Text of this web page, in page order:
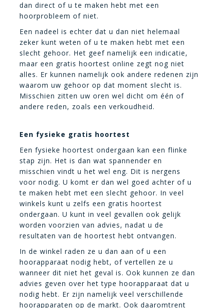
dan direct of u te maken hebt met een
hoorprobleem of niet.
Een nadeel is echter dat u dan niet helemaal
zeker kunt weten of u te maken hebt met een
slecht gehoor. Het geef namelijk een indicatie,
maar een gratis hoortest online zegt nog niet
alles. Er kunnen namelijk ook andere redenen zijn
waarom uw gehoor op dat moment slecht is.
Misschien zitten uw oren wel dicht om één of
andere reden, zoals een verkoudheid.
Een fysieke gratis hoortest
Een fysieke hoortest ondergaan kan een flinke
stap zijn. Het is dan wat spannender en
misschien vindt u het wel eng. Dit is nergens
voor nodig. U komt er dan wel goed achter of u
te maken hebt met een slecht gehoor. In veel
winkels kunt u zelfs een gratis hoortest
ondergaan. U kunt in veel gevallen ook gelijk
worden voorzien van advies, nadat u de
resultaten van de hoortest hebt ontvangen.
In de winkel raden ze u dan aan of u een
hoorapparaat nodig hebt, of vertellen ze u
wanneer dit niet het geval is. Ook kunnen ze dan
advies geven over het type hoorapparaat dat u
nodig hebt. Er zijn namelijk veel verschillende
hoorapparaten op de markt. Ook daaromtrent